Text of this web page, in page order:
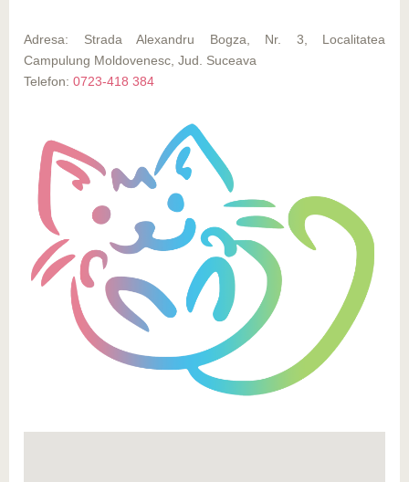
Adresa: Strada Alexandru Bogza, Nr. 3, Localitatea
Campulung Moldovenesc, Jud. Suceava
Telefon: 0723-418 384